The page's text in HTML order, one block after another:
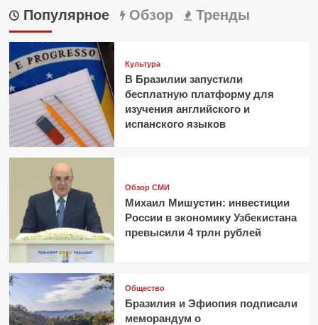
Популярное Обзор Тренды
Культура
В Бразилии запустили
бесплатную платформу для
изучения английского и
испанского языков
Обзор СМИ
Михаил Мишустин: инвестиции
России в экономику Узбекистана
превысили 4 трлн рублей
Общество
Бразилия и Эфиопия подписали
меморандум о